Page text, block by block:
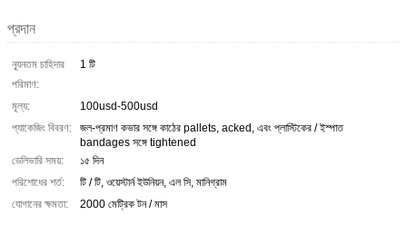
প্রদান
ন্যূনতম চাহিদার
পরিমাণ:
1 টি
মূল্য:
100usd-500usd
প্যাকেজিং বিবরণ:
জল-প্রমাণ কভার সঙ্গে কাঠের pallets, acked, এবং প্লাস্টিকের / ইস্পাত
bandages সঙ্গে tightened
ডেলিভারি সময়:
১৫ দিন
পরিশোধের শর্ত:
টি / টি, ওয়েস্টার্ন ইউনিয়ন, এল সি, মানিগ্রাম
যোগানের ক্ষমতা:
2000 মেট্রিক টন / মাস